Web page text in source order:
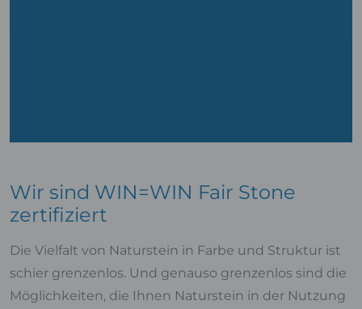
Wir sind WIN=WIN Fair Stone
zertifiziert
Die Vielfalt von Naturstein in Farbe und Struktur ist
schier grenzenlos. Und genauso grenzenlos sind die
Möglichkeiten, die Ihnen Naturstein in der Nutzung